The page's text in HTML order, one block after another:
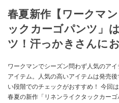
春夏新作【ワークマ
ックカーゴパンツ」
ツ！汗っかきさんに
ワークマンでシーズン問わず人気のア
アイテム。人気の高いアイテムは発売
い段階でのチェックがおすすめ！ 今回
春夏の新作「リネンライクタックカー